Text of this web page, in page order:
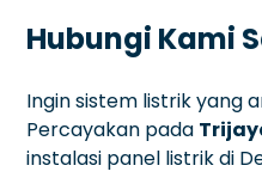
Hubungi Kami
Ingin sistem listrik yang
Percayakan pada
instalasi panel listrik di